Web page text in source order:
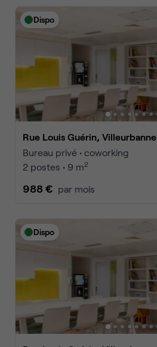
Dispo
Rue Louis Guérin, Villeurbanne
Bureau privé • coworking
2 postes • 9 m2
988 € par mois
Dispo